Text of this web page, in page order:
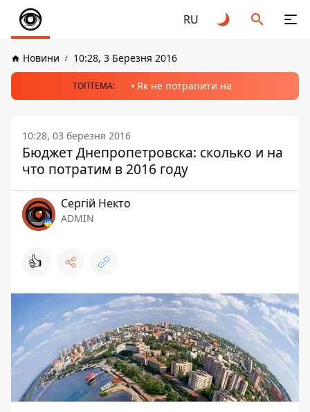
RU
Новини 10:28, 3 Березня 2016
ТОПТЕМА: Як не потрапити на
10:28, 03 березня 2016
Бюджет Днепропетровска: сколько и на
что потратим в 2016 году
Сергій Некто
ADMIN
👍